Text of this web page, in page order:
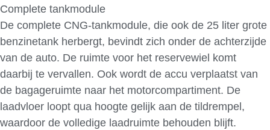
Complete tankmodule
De complete CNG-tankmodule, die ook de 25 liter grote
benzinetank herbergt, bevindt zich onder de achterzijde
van de auto. De ruimte voor het reservewiel komt
daarbij te vervallen. Ook wordt de accu verplaatst van
de bagageruimte naar het motorcompartiment. De
laadvloer loopt qua hoogte gelijk aan de tildrempel,
waardoor de volledige laadruimte behouden blijft.